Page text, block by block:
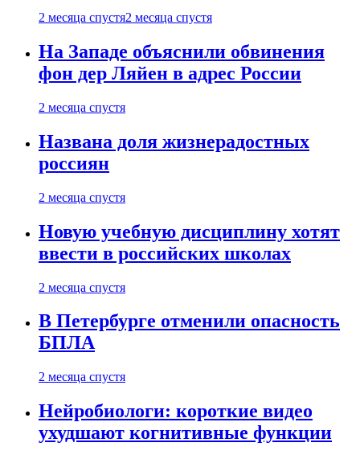
2 месяца спустя2 месяца спустя
На Западе объяснили обвинения
фон дер Ляйен в адрес России
2 месяца спустя
Названа доля жизнерадостных
россиян
2 месяца спустя
Новую учебную дисциплину хотят
ввести в российских школах
2 месяца спустя
В Петербурге отменили опасность
БПЛА
2 месяца спустя
Нейробиологи: короткие видео
ухудшают когнитивные функции